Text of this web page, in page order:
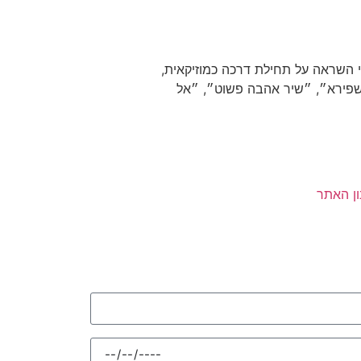
השראה על תחילת דרכה כמוזיקאית,
שפירא״, ״שיר אהבה פשוט״, ״אל
האתר